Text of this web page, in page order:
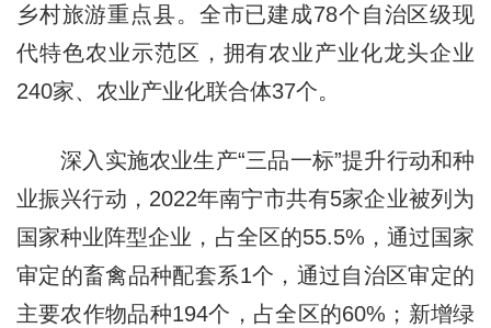
乡村旅游重点县。全市已建成78个自治区级现
代特色农业示范区，拥有农业产业化龙头企业
240家、农业产业化联合体37个。
深入实施农业生产“三品一标”提升行动和种
业振兴行动，2022年南宁市共有5家企业被列为
国家种业阵型企业，占全区的55.5%，通过国家
审定的畜禽品种配套系1个，通过自治区审定的
主要农作物品种194个，占全区的60%；新增绿